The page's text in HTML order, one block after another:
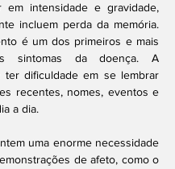
em intensidade e gravidade,
incluem perda da memória.
é um dos primeiros e mais
sintomas da doença. A
ter dificuldade em se lembrar
recentes, nomes, eventos e
a dia.
uma enorme necessidade
de afeto, como o